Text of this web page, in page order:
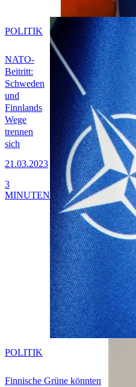
NATO-
Beitritt:
Schweden
und
Finnlands
Wege
trennen
sich
21.03.2023
POLITIK
3
MINUTEN
Finnische Grüne könnten
POLITIK